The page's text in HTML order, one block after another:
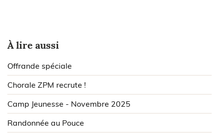
À lire aussi
Offrande spéciale
Chorale ZPM recrute !
Camp Jeunesse - Novembre 2025
Randonnée au Pouce